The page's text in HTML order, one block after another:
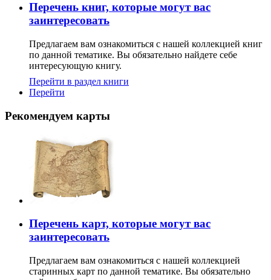
Перечень книг, которые могут вас
заинтересовать
Предлагаем вам ознакомиться с нашей коллекцией книг
по данной тематике. Вы обязательно найдете себе
интересующую книгу.
Перейти в раздел книги
Перейти
Рекомендуем карты
Перечень карт, которые могут вас
заинтересовать
Предлагаем вам ознакомиться с нашей коллекцией
старинных карт по данной тематике. Вы обязательно